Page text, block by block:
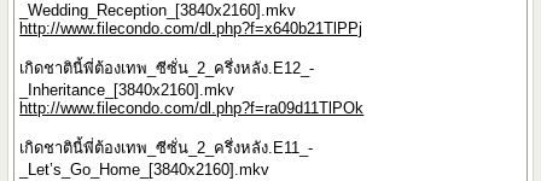
_Wedding_Reception_[3840x2160].mkv
http://www.filecondo.com/dl.php?f=x640b21TlPPj
เกิดชาตินี้พี่ต้องเทพ_ซีซั่น_2_ครึ่งหลัง.E12_-
_Inheritance_[3840x2160].mkv
http://www.filecondo.com/dl.php?f=ra09d11TlPOk
เกิดชาตินี้พี่ต้องเทพ_ซีซั่น_2_ครึ่งหลัง.E11_-
_Let’s_Go_Home_[3840x2160].mkv